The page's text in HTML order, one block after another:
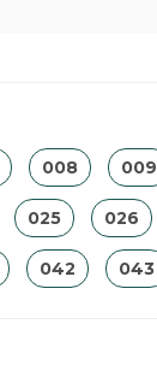
008 009
025 026
042 043